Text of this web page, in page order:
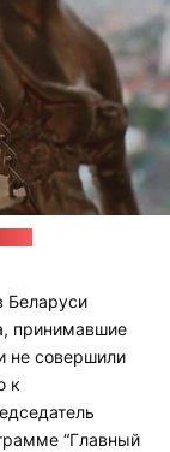
Беларуси
принимавшие
не совершили
к
“Главный